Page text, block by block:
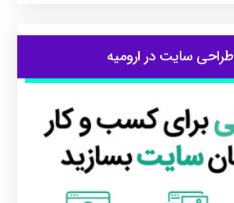
طراحی سایت در ارومیه